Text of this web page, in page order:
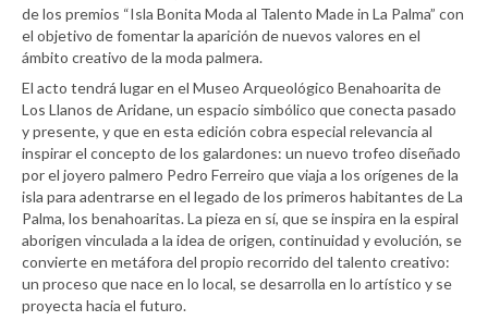
de los premios “Isla Bonita Moda al Talento Made in La Palma” con
el objetivo de fomentar la aparición de nuevos valores en el
ámbito creativo de la moda palmera.
El acto tendrá lugar en el Museo Arqueológico Benahoarita de
Los Llanos de Aridane, un espacio simbólico que conecta pasado
y presente, y que en esta edición cobra especial relevancia al
inspirar el concepto de los galardones: un nuevo trofeo diseñado
por el joyero palmero Pedro Ferreiro que viaja a los orígenes de la
isla para adentrarse en el legado de los primeros habitantes de La
Palma, los benahoaritas. La pieza en sí, que se inspira en la espiral
aborigen vinculada a la idea de origen, continuidad y evolución, se
convierte en metáfora del propio recorrido del talento creativo:
un proceso que nace en lo local, se desarrolla en lo artístico y se
proyecta hacia el futuro.